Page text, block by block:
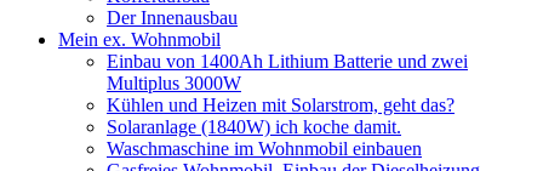
Der Innenausbau
Mein ex. Wohnmobil
Einbau von 1400Ah Lithium Batterie und zwei
Multiplus 3000W
Kühlen und Heizen mit Solarstrom, geht das?
Solaranlage (1840W) ich koche damit.
Waschmaschine im Wohnmobil einbauen